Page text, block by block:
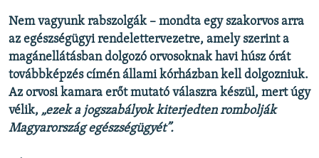
Valamennyi RFE/RL weboldal
Nem vagyunk rabszolgák – mondta egy szakorvos arra
az egészségügyi rendelettervezetre, amely szerint a
magánellátásban dolgozó orvosoknak havi húsz órát
továbbképzés címén állami kórházban kell dolgozniuk.
Az orvosi kamara erőt mutató válaszra készül, mert úgy
vélik, „ezek a jogszabályok kiterjedten rombolják
Magyarország egészségügyét”.